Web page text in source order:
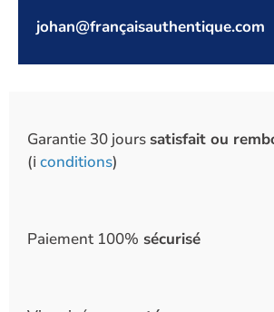
johan@françaisauthentique.com
Garantie 30 jours satisfait ou
(ℹ️ conditions)
Paiement 100% sécurisé